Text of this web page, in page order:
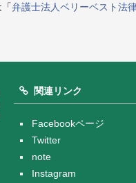
弁護士法人ベリーベスト法
関連リンク
Facebookページ
Twitter
note
Instagram